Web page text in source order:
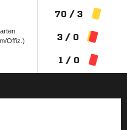
Offiz.)
70 / 3
3 / 0
1 / 0